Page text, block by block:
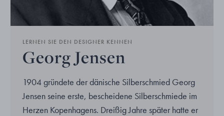
LERNEN SIE DEN DESIGNER KENNEN
Georg Jensen
1904 gründete der dänische Silberschmied Georg
Jensen seine erste, bescheidene Silberschmiede im
Herzen Kopenhagens. Dreißig Jahre später hatte er